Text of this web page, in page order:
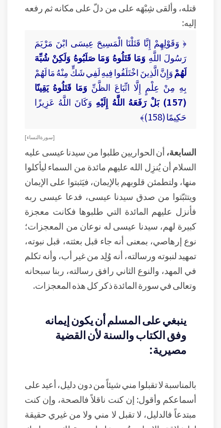
قتله، وألقى شِبْهَه على من دلّ على مكانه ثم رفعه
إليه:
﴿ وَقَوْلِهِمْ إِنَّا قَتَلْنَا الْمَسِيحَ عِيسَى ابْنَ مَرْيَمَ
رَسُولَ اللَّهِ وَمَا قَتَلُوهُ وَمَا صَلَبُوهُ وَلَكِنْ شُبِّهَ
لَهُمْوَإِنَّ الَّذِينَ اخْتَلَفُوا فِيهِ لَفِي شَكٍّ مِنْهُ مَا لَهُمْ
بِهِ مِنْ عِلْمٍ إِلَّا اتِّبَاعَ الظَّنِّ وَمَا قَتَلُوهُ يَقِينًا
(157) بَلْ رَفَعَهُ اللَّهُ إِلَيْهِ
وَكَانَ اللَّهُ عَزِيزًا
حَكِيمًا (158)﴾
[ سورة النساء ]
السابعة، أن الحواريين طلبوا من سيدنا عيسى عليه
السلام أن يُنزِل الله عليهم مائدة من السماء ليأكلوا
منها، ولتطمئن قلوبهم بالإيمان، فيَثبتوا على الإيمان
ويتثبّتوا من صدق سيدنا عيسى، فدعا عيسى ربه
فأنزل عليهم المائدة التي طلبوها فكانت معجزة
كبيرة لهم، سيدنا عيسى له نوعان من المعجزات؛
نوع إرهاصي، بمعنى أنه جاء قبل بعثته، قبل نبوته،
تمهيد لنبوته ورسالته، أنه وُلِد من غير أب، وأنه تكلم
في المهد، والنوع الثاني رافق رسالته، ربنا سبحانه
وتعالى في سورة المائدة ذكر كل هذه المعجزات.
ينبغي على المسلم أن يكون إيمانه
وفق الكتاب والسنة لأن القضية
مصيرية:
بالمناسبة لا تقبلوا مني شيئاً من دون دليل، أعيد على
أسماعكم وأقول: إن كنت ناقلاً فالصحة، وإن كنت
مبتدعاً فالدليل، لا تقبل لا مني ولا من غيري حقيقة